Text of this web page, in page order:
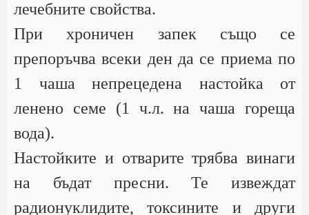
лечебните свойства.
При хроничен запек също се
препоръчва всеки ден да се приема по
1 чаша непрецедена настойка от
ленено семе (1 ч.л. на чаша гореща
вода).
Настойките и отварите трябва винаги
на бъдат пресни. Те извеждат
радионуклидите, токсините и други